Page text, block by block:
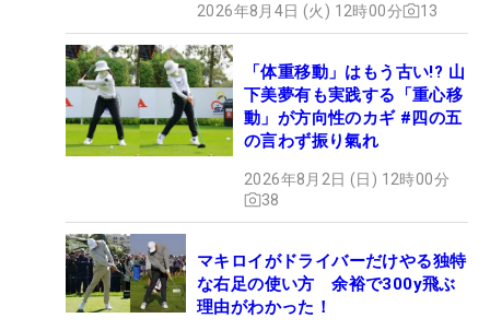
2026年8月4日 (火) 12時00分 13
「体重移動」はもう古い!? 山
下美夢有も実践する「重心移
動」が方向性のカギ #四の五
の言わず振り氣れ
2026年8月2日 (日) 12時00分
38
マキロイがドライバーだけやる独特
な右足の使い方 余裕で300y飛ぶ
理由がわかった！